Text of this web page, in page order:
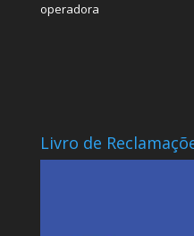
operadora
Livro de